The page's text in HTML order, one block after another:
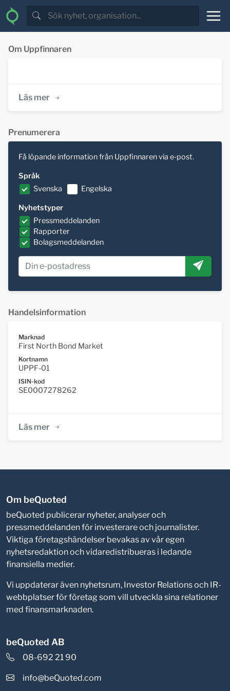
Om Uppfinnaren
Läs mer
Prenumerera
Få löpande information från Uppfinnaren via e-post.
Språk
Svenska
Engelska
Nyhetstyper
Pressmeddelanden
Rapporter
Bolagsmeddelanden
Handelsinformation
Marknad
First North Bond Market
Kortnamn
UPPF-01
ISIN-kod
SE0007278262
Läs mer
Om beQuoted
beQuoted publicerar nyheter, analyser och
pressmeddelanden för investerare och journalister.
Viktiga företagshändelser bevakas av vår egen
nyhetsredaktion och vidaredistribueras i ledande
finansiella medier.
Vi uppdaterar även nyhetsrum, Investor Relations och IR-
webbplatser för företag som vill utveckla sina relationer
med finansmarknaden.
beQuoted AB
08-692 21 90
info@beQuoted.com